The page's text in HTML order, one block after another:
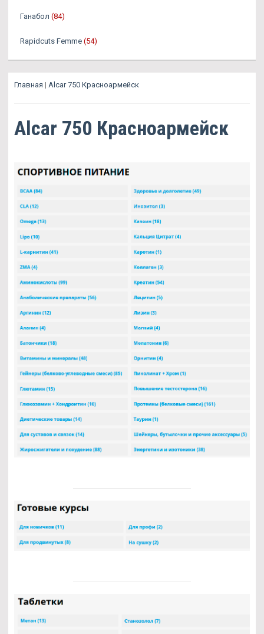
Ганабол (84)
Rapidcuts Femme (54)
Главная | Alcar 750 Красноармейск
Alcar 750 Красноармейск